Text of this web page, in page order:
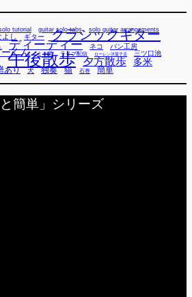
tutorial guitar solo tabs solo guitar arrangements
よし ギター クラシックギター
ディーディー ネコ パン工房
くん ミー君 ライブ配信 ローレン洋菓子店 三ツ口池
午後散歩 夕方散歩 多米
あり 犬 独奏 猫 石巻 簡単
と簡単」シリーズ